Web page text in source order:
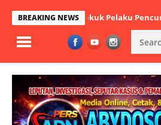
BREAKING NEWS
Cikande Bekuk Pelaku Pencurian HP